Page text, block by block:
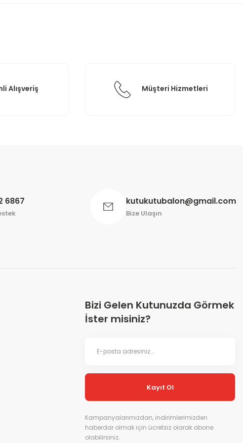
Alışveriş Müşteri Hizmetleri
6867 kutukutubalon@gmail.com
Bize Ulaşın
Bizi Gelen Kutunuzda Görmek
İster misiniz?
Kayıt Ol
Kampanyalarımızdan, indirimlerimizden
haberdar olmak için ücretsiz olarak abone
olabilirsiniz.